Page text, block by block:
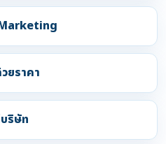
ยราคา
ริษัท